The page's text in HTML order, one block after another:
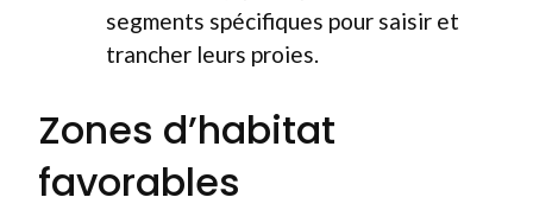
segments spécifiques pour saisir et
trancher leurs proies.
Zones d’habitat
favorables